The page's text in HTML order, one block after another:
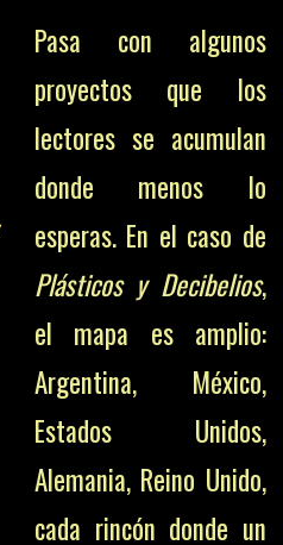
Pasa con algunos
proyectos que los
lectores se acumulan
donde menos lo
esperas. En el caso de
Plásticos y Decibelios,
el mapa es amplio:
Argentina, México,
Estados Unidos,
Alemania, Reino Unido,
cada rincón donde un